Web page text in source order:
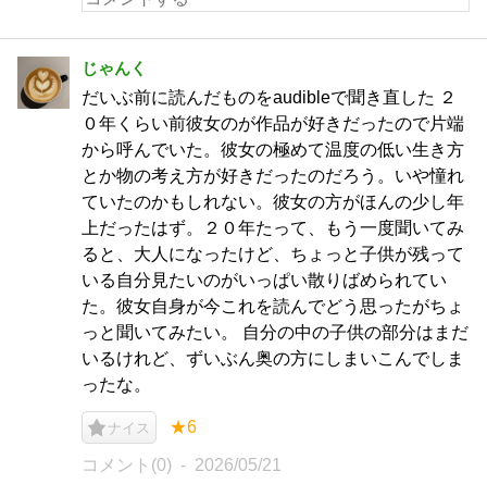
じゃんく
だいぶ前に読んだものをaudibleで聞き直した ２
０年くらい前彼女のが作品が好きだったので片端
から呼んでいた。彼女の極めて温度の低い生き方
とか物の考え方が好きだったのだろう。いや憧れ
ていたのかもしれない。彼女の方がほんの少し年
上だったはず。２０年たって、もう一度聞いてみ
ると、大人になったけど、ちょっと子供が残って
いる自分見たいのがいっぱい散りばめられてい
た。彼女自身が今これを読んでどう思ったがちょ
っと聞いてみたい。 自分の中の子供の部分はまだ
いるけれど、ずいぶん奥の方にしまいこんでしま
ったな。
ナイス ★6
コメント(0) 2026/05/21